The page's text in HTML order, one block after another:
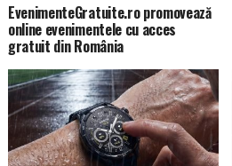
EvenimenteGratuite.ro promovează
online evenimentele cu acces
gratuit din România